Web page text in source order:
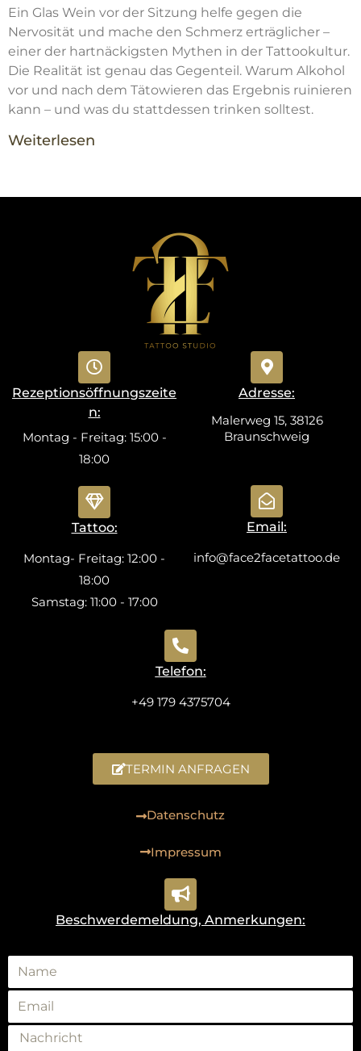
Ein Glas Wein vor der Sitzung helfe gegen die
Nervosität und mache den Schmerz erträglicher –
einer der hartnäckigsten Mythen in der Tattookultur.
Die Realität ist genau das Gegenteil. Warum Alkohol
vor und nach dem Tätowieren das Ergebnis ruinieren
kann – und was du stattdessen trinken solltest.
Weiterlesen
Rezeptionsöffnungszeite
n:
Montag - Freitag: 15:00 -
18:00
Tattoo:
Montag- Freitag: 12:00 -
18:00
Samstag: 11:00 - 17:00
Adresse:
Malerweg 15, 38126
Braunschweig
Email:
info@face2facetattoo.de
Telefon:
+49 179 4375704
TERMIN ANFRAGEN
Datenschutz
Impressum
Beschwerdemeldung, Anmerkungen: